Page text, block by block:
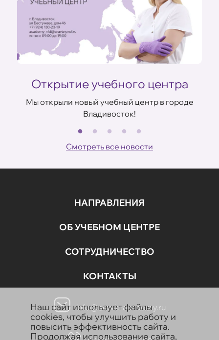
Открытие учебного центра
Мы открыли новый учебный центр в городе
Владивосток!
Смотреть все новости
НАПРАВЛЕНИЯ
ОБ УЧЕБНОМ ЦЕНТРЕ
СОТРУДНИЧЕСТВО
КОНТАКТЫ
info@aravia-academy.ru
Наш сайт использует файлы
cookies, чтобы улучшить работу и
повысить эффективность сайта.
Продолжая использование сайта,